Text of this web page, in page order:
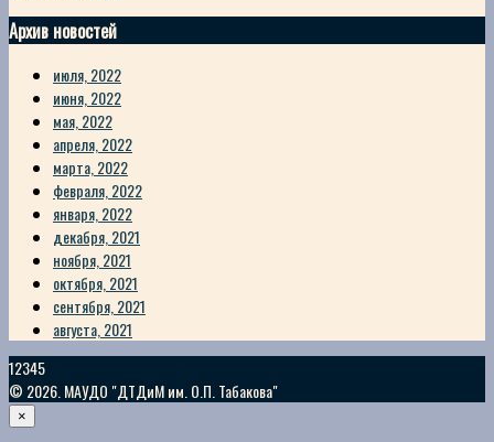
Архив новостей
июля, 2022
июня, 2022
мая, 2022
апреля, 2022
марта, 2022
февраля, 2022
января, 2022
декабря, 2021
ноября, 2021
октября, 2021
сентября, 2021
августа, 2021
12345
© 2026. МАУДО "ДТДиМ им. О.П. Табакова"
×